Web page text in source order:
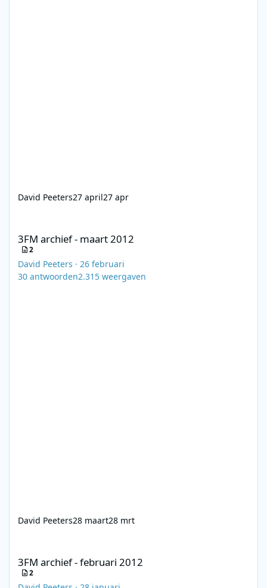
David Peeters27 april27 apr
3FM archief - maart 2012
2
David Peeters · 26 februari
30 antwoorden2.315 weergaven
David Peeters28 maart28 mrt
3FM archief - februari 2012
2